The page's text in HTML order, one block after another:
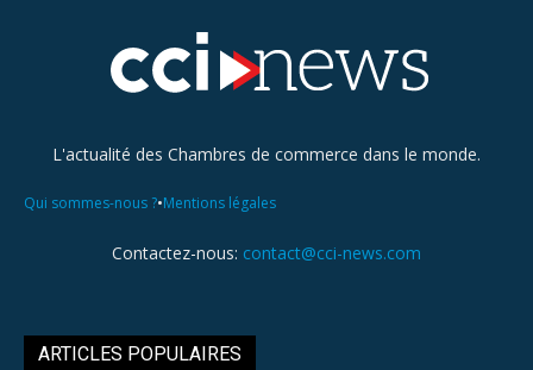
L'actualité des Chambres de commerce dans le monde.
Qui sommes-nous ?•Mentions légales
Contactez-nous: contact@cci-news.com
ARTICLES POPULAIRES